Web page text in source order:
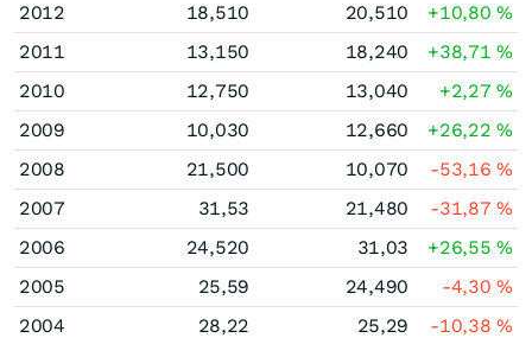
2012
18,510 20,510 +10,80%
2011
13,150 18,240 +38,71%
2010
12,750 13,040 +2,27%
2009
10,030 12,660 +26,22%
2008
21,500 10,070 -53,16%
2007
31,53 21,480 -31,87%
2006
24,520 31,03 +26,55%
2005
25,59 24,490 -4,30%
2004
28,22 25,29 -10,38%